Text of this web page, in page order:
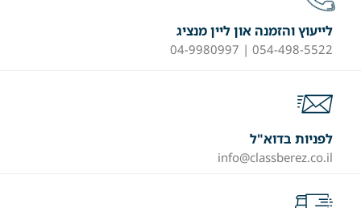
לייעוץ והזמנה און ליין מנציג
054-498-5522 | 04-9980997
לפניות בדוא"ל
info@classberez.co.il